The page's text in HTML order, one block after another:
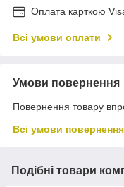
Оплата карткою
Всі умови оплати
Умови повернення
Повернення товару
Всі умови повернення
Подібні товари